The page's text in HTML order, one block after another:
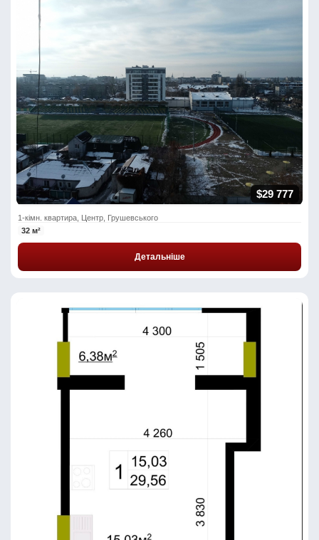
$29 777
1-кімн. квартира, Центр, Грушевського
32 м²
Детальніше